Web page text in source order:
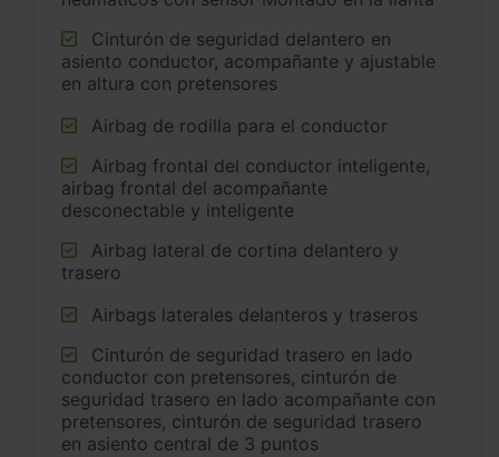
asiento conductor, acompañante y ajustable
en altura con pretensores
Airbag de rodilla para el conductor
airbag frontal del acompañante
desconectable y inteligente
trasero
Airbags laterales delanteros y traseros
conductor con pretensores, cinturón de
seguridad trasero en lado acompañante con
pretensores, cinturón de seguridad trasero
en asiento central de 3 puntos